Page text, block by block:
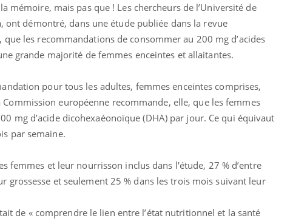
mémoire, mais pas que ! Les chercheurs de l’Université de
ont démontré, dans une étude publiée dans la revue
les recommandations de consommer au 200 mg d’acides
grande majorité de femmes enceintes et allaitantes.
pour tous les adultes, femmes enceintes comprises,
européenne recommande, elle, que les femmes
mg d’acide dicohexaéonoïque (DHA) par jour. Ce qui équivaut
par semaine.
femmes et leur nourrisson inclus dans l'étude, 27 % d’entre
grossesse et seulement 25 % dans les trois mois suivant leur
de « comprendre le lien entre l’état nutritionnel et la santé
Toujours connectés :
comment le travail
empiète de plus en plus
sur nos soirées
Les médicaments GLP-1
protègent-ils aussi les os ?